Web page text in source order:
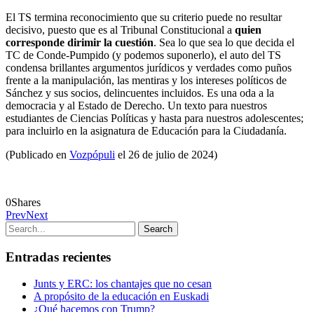
El TS termina reconocimiento que su criterio puede no resultar
decisivo, puesto que es al Tribunal Constitucional a quien
corresponde dirimir la cuestión. Sea lo que sea lo que decida el
TC de Conde-Pumpido (y podemos suponerlo), el auto del TS
condensa brillantes argumentos jurídicos y verdades como puños
frente a la manipulación, las mentiras y los intereses políticos de
Sánchez y sus socios, delincuentes incluidos. Es una oda a la
democracia y al Estado de Derecho. Un texto para nuestros
estudiantes de Ciencias Políticas y hasta para nuestros adolescentes;
para incluirlo en la asignatura de Educación para la Ciudadanía.
(Publicado en Vozpópuli el 26 de julio de 2024)
0Shares
PrevNext
Entradas recientes
Junts y ERC: los chantajes que no cesan
A propósito de la educación en Euskadi
¿Qué hacemos con Trump?